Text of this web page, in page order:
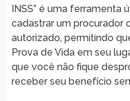
INSS” é uma ferramenta
cadastrar um procurador
autorizado, permitindo
Prova de Vida em seu
que você não fique
receber seu benefício